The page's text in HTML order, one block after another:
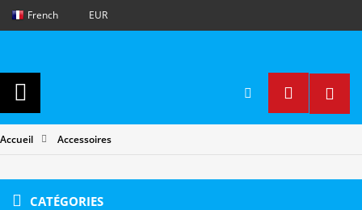
French EUR
Accueil Accessoires
CATÉGORIES